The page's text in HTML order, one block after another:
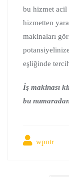
bu hizmet acil
hizmetten
makinaları
eşliğinde
İş makinası
bu
wpntr